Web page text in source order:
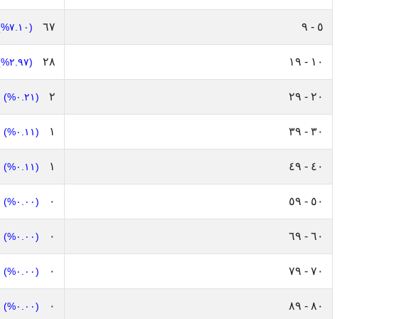
٥ - ٩ ٦٧ (٧.١٠%)
١٠ - ١٩ ٢٨ (٢.٩٧%)
٢٠ - ٢٩ ٢ (٠.٢١%)
٣٠ - ٣٩ ١ (٠.١١%)
٤٠ - ٤٩ ١ (٠.١١%)
٥٠ - ٥٩ ٠ (٠.٠٠%)
٦٠ - ٦٩ ٠ (٠.٠٠%)
٧٠ - ٧٩ ٠ (٠.٠٠%)
٨٠ - ٨٩ ٠ (٠.٠٠%)